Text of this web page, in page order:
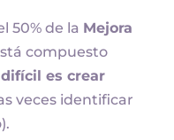
50% de la Mejora
compuesto
es crear
veces identificar